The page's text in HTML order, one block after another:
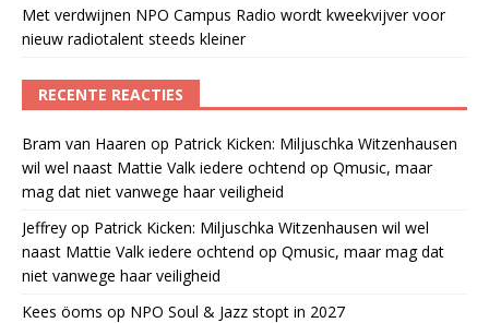
Met verdwijnen NPO Campus Radio wordt kweekvijver voor
nieuw radiotalent steeds kleiner
RECENTE REACTIES
Bram van Haaren op Patrick Kicken: Miljuschka Witzenhausen
wil wel naast Mattie Valk iedere ochtend op Qmusic, maar
mag dat niet vanwege haar veiligheid
Jeffrey op Patrick Kicken: Miljuschka Witzenhausen wil wel
naast Mattie Valk iedere ochtend op Qmusic, maar mag dat
niet vanwege haar veiligheid
Kees öoms op NPO Soul & Jazz stopt in 2027